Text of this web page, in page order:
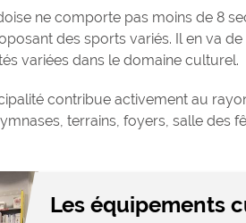
ne comporte pas moins de 8
des sports variés. Il en va
variées dans le domaine culturel.
contribue activement au
terrains, foyers, salle des
Les équipements